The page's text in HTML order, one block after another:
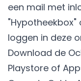
een mail met
"Hypotheekbox"
loggen in deze
Download de
Playstore of